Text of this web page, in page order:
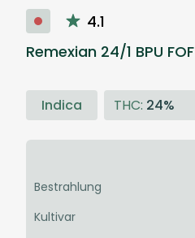
4.1
Remexian 24/1 BPU FOF
Indica THC: 24%
Bestrahlung
Kultivar